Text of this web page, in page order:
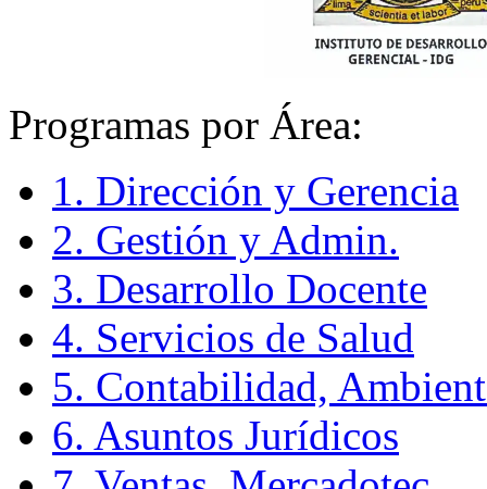
Programas por Área:
1. Dirección y Gerencia
2. Gestión y Admin.
3. Desarrollo Docente
4. Servicios de Salud
5. Contabilidad,
6. Asuntos Jurídicos